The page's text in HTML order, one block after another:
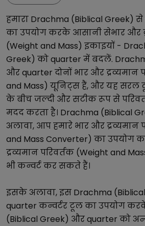
हमारा Drachma (Biblical Greek) से
का उपयोग करके आसानी सेभार और
(Weight and Mass) इकाइयों -
Greek) कोquarter में बदलें.
औरquarter दोनों भार और द्रव्यमान
and Mass) यूनिट्स हैं, और यह सरल
के बीच जल्दी और सटीक रूप से
मदद करता है। Drachma (Biblical
अलावा, आप हमारे भार और द्रव्यमान
and Mass Converter) का उपयोग
द्रव्यमान परिवर्तक (Weight and
भी कन्वर्ट कर सकते हैं।
इसके अलावा, इस Drachma
quarter कन्वर्टर टूल का उपयोग
(Biblical Greek) औरquarter को